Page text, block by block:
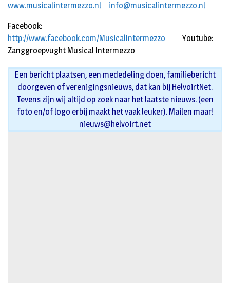
www.musicalintermezzo.nl info@musicalintermezzo.nl
Facebook:
http://www.facebook.com/MusicalIntermezzo
Youtube:
Zanggroepvught Musical Intermezzo
Een bericht plaatsen, een mededeling doen, familiebericht
doorgeven of verenigingsnieuws, dat kan bij HelvoirtNet.
Tevens zijn wij altijd op zoek naar het laatste nieuws. (een
foto en/of logo erbij maakt het vaak leuker). Mailen maar!
nieuws@helvoirt.net